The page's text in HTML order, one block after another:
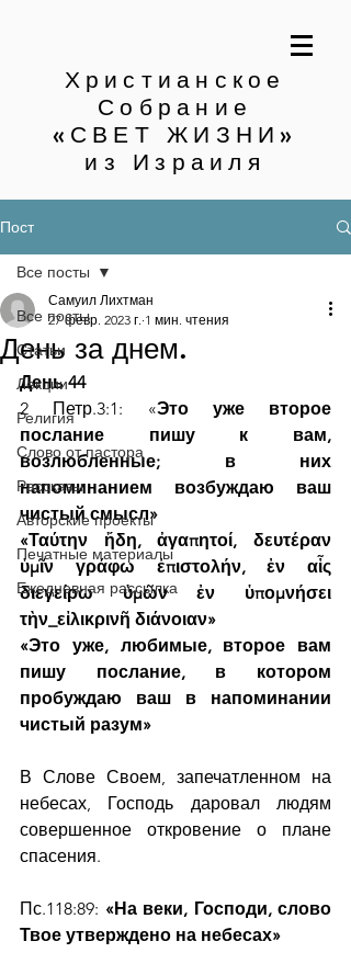
Христианское
Собрание
«СВЕТ ЖИЗНИ»
из Израиля
Пост
Все посты
Статьи
Лекции
Религия
Слово от пастора
Рассказы
Авторские проекты
Печатные материалы
Ежедневная рассылка
Все посты
День за днем.
Самуил Лихтман
27 февр. 2023 г. 1 мин. чтения
День 44
2 Петр.3:1: «Это уже второе
послание пишу к вам,
возлюбленные; в них
напоминанием возбуждаю ваш
чистый смысл»
«Ταύτην ἤδη, ἀγαπητοί, δευτέραν
ὑμῖν γράφω ἐπιστολήν, ἐν αἷς
διεγείρω ὑμῶν ἐν ὑπομνήσει
τὴν_εἰλικρινῆ διάνοιαν»
«Это уже, любимые, второе вам
пишу послание, в котором
пробуждаю ваш в напоминании
чистый разум»
В Слове Своем, запечатленном на
небесах, Господь даровал людям
совершенное откровение о плане
спасения.
Пс.118:89: «На веки, Господи, слово
Твое утверждено на небесах»